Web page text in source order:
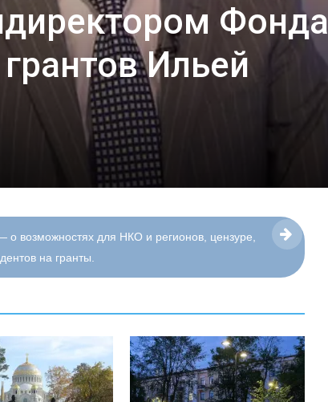
Фонда
Ильей
о возможностях для НКО и регионов, цензуре,
на гранты.